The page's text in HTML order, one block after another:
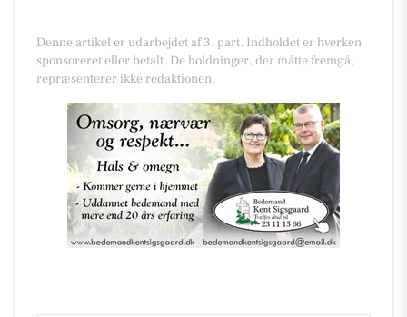
Denne artikel er udarbejdet af 3. part. Indholdet er hverken
sponsoreret eller betalt. De holdninger, der måtte fremgå,
repræsenterer ikke redaktionen.